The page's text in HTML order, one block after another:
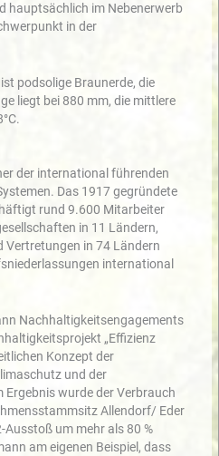
hauptsächlich im Nebenerwerb
in der
podsolige Braunerde, die
liegt bei 880 mm, die mittlere
der international führenden
Das 1917 gegründete
rund 9.600 Mitarbeiter
in 11 Ländern,
Vertretungen in 74 Ländern
international
Nachhaltigkeitsengagements
„Effizienz
Konzept der
und der
wurde der Verbrauch
Allendorf/ Eder
Ausstoß um mehr als 80 %
am eigenen Beispiel, dass